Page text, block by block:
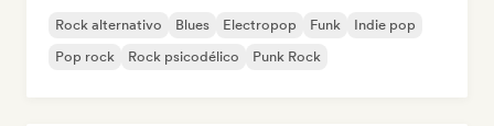
Rock alternativo Blues Electropop Funk
Indie pop
Pop rock
Rock psicodélico Punk Rock